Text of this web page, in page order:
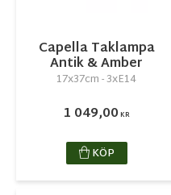
Capella Taklampa
Antik & Amber
17x37cm - 3xE14
1 049,00KR
KÖP